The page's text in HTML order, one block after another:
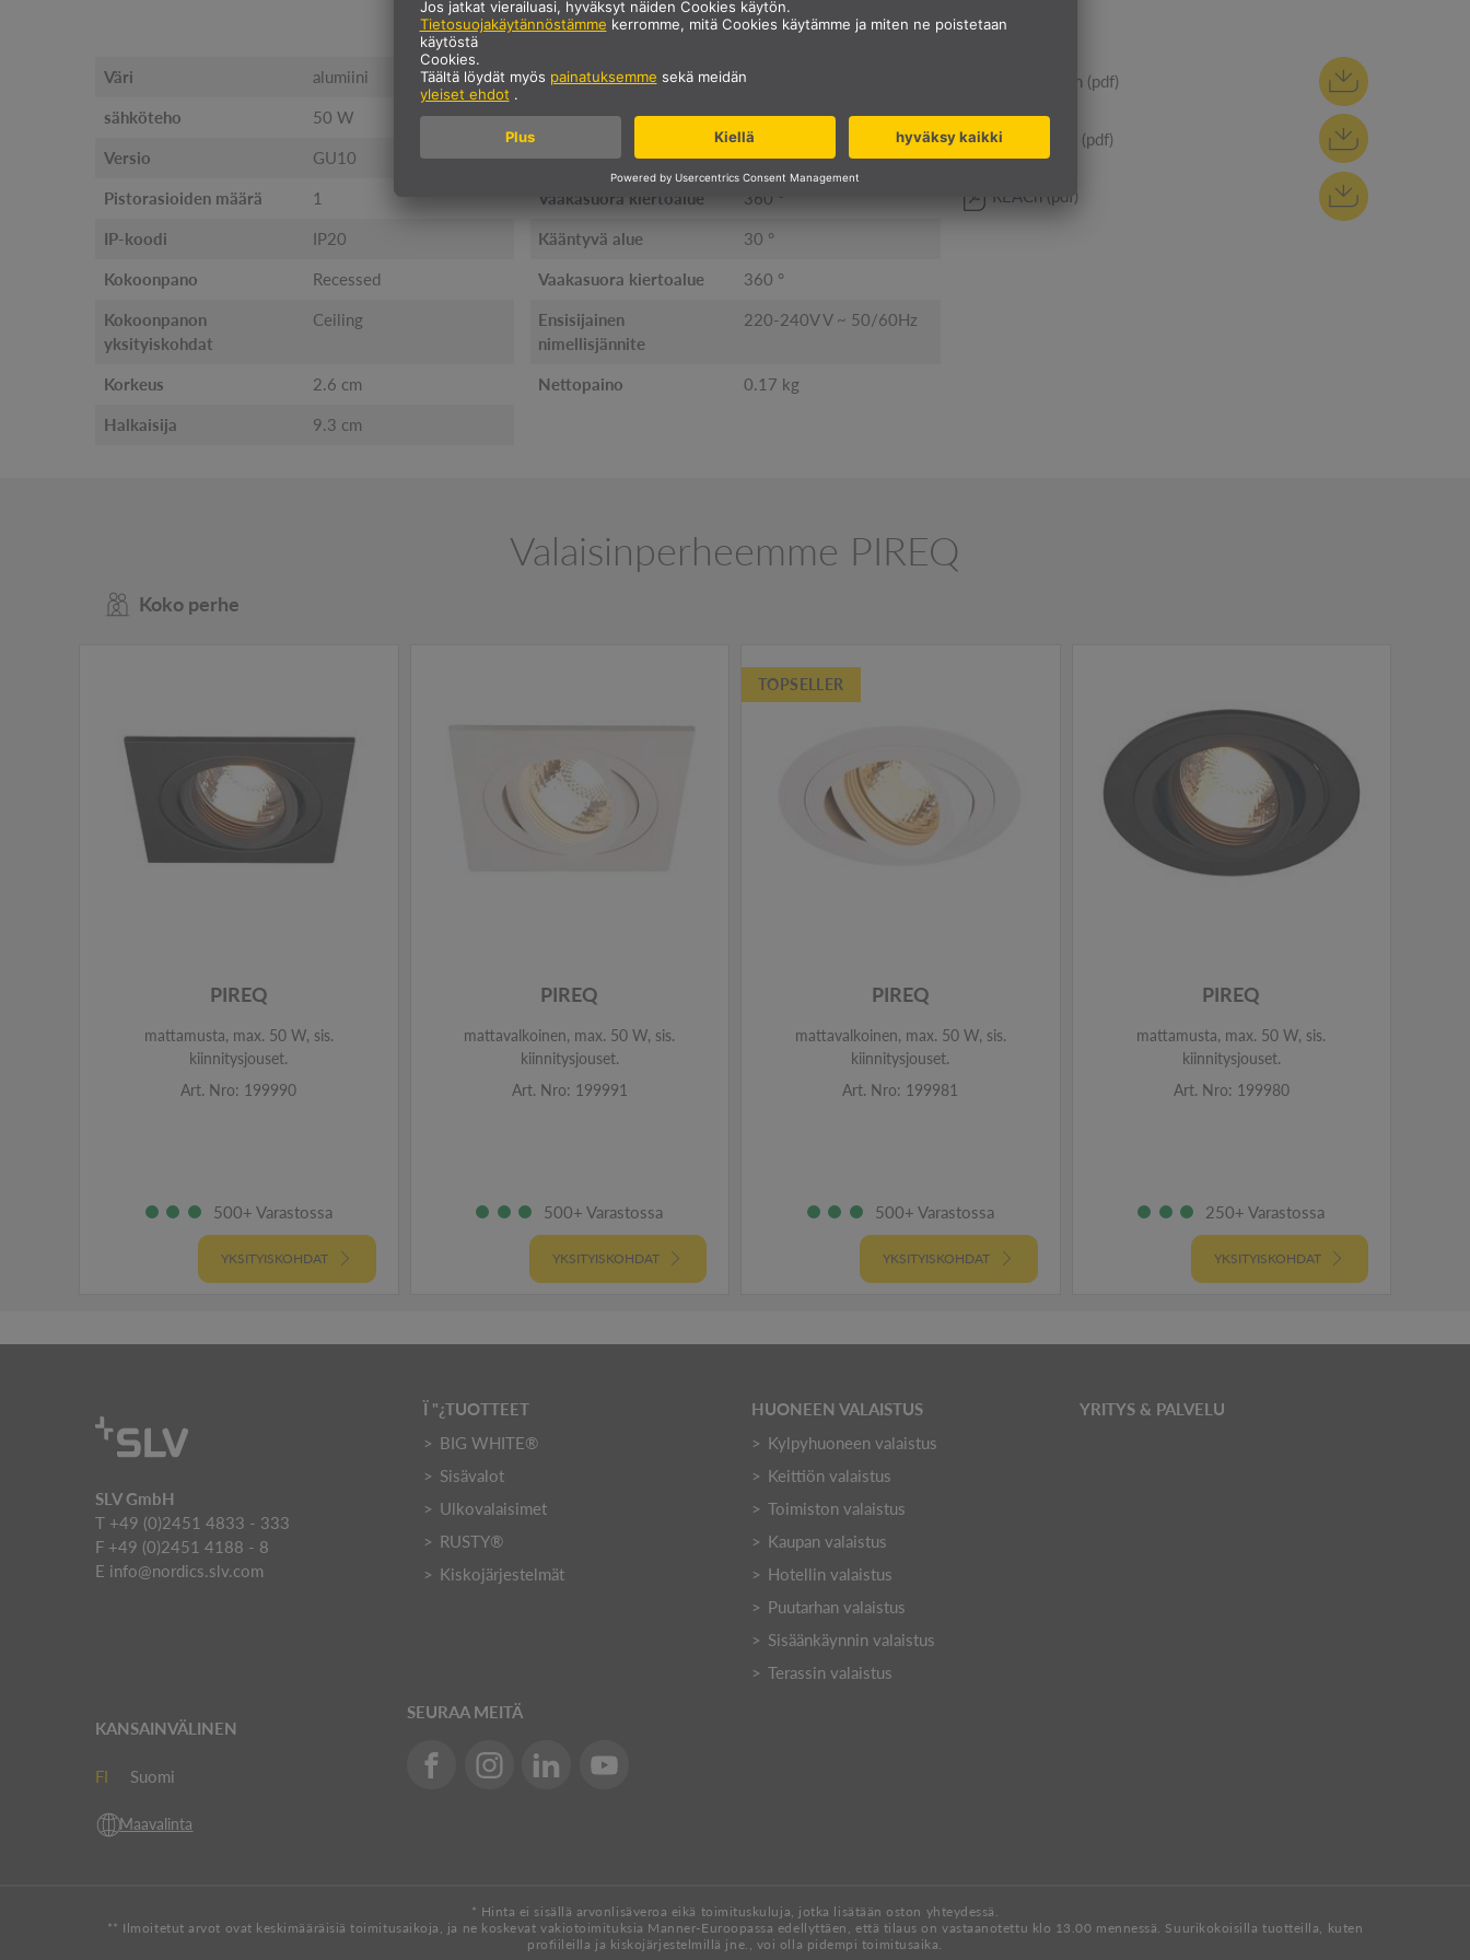
TEKNISET TIEDOT
Väri alumiini
sähköteho 50 W
Versio GU10
Pistorasioiden määrä 1
IP-koodi IP20
Kokoonpano Recessed
Kokoonpanon
yksityiskohdat
Ceiling
Korkeus 2.6 cm
Halkaisija 9.3 cm
Asennuksen halkaisija 7.8 cm
Asennussyvyys 11 cm
Pystysuora kääntyvä alue 30 °
Vaakasuora kiertoalue 360 °
Kääntyvä alue 30 °
Vaakasuora kiertoalue 360 °
Ensisijainen
nimellisjännite
220-240V V ~ 50/60Hz
Nettopaino 0.17 kg
Manuaalinen (pdf)
CE-ilmoitus (pdf)
REACh (pdf)
Valaisinperheemme PIREQ
Koko perhe
PIREQ
mattamusta, max. 50 W, sis.
kiinnitysjouset.
Art. Nro: 199990
500+ Varastossa
YKSITYISKOHDAT
PIREQ
mattavalkoinen, max. 50 W, sis.
kiinnitysjouset.
Art. Nro: 199991
500+ Varastossa
YKSITYISKOHDAT
TOPSELLER
PIREQ
mattavalkoinen, max. 50 W, sis.
kiinnitysjouset.
Art. Nro: 199981
500+ Varastossa
YKSITYISKOHDAT
PIREQ
mattamusta, max. 50 W, sis.
kiinnitysjouset.
Art. Nro: 199980
250+ Varastossa
YKSITYISKOHDAT
SLV GmbH
T +49 (0)2451 4833 - 333
F +49 (0)2451 4188 - 8
E info@nordics.slv.com
Ï "¿TUOTTEET
BIG WHITE®
Sisävalot
Ulkovalaisimet
RUSTY®
Kiskojärjestelmät
HUONEEN VALAISTUS
Kylpyhuoneen valaistus
Keittiön valaistus
Toimiston valaistus
Kaupan valaistus
Hotellin valaistus
Puutarhan valaistus
Sisäänkäynnin valaistus
Terassin valaistus
YRITYS & PALVELU
KANSAINVÄLINEN
FI Suomi
Maavalinta
SEURAA MEITÄ
* Hinta ei sisällä arvonlisäveroa eikä toimituskuluja, jotka lisätään oston yhteydessä.
** Ilmoitetut arvot ovat keskimääräisiä toimitusaikoja, ja ne koskevat vakiotoimituksia Manner-Euroopassa edellyttäen, että tilaus on vastaanotettu klo 13.00 mennessä. Suurikokoisilla tuotteilla, kuten
profiileilla ja kiskojärjestelmillä jne., voi olla pidempi toimitusaika.